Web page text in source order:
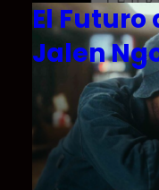
El Futuro
Jalen